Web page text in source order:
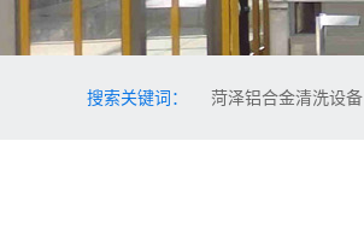
搜索关键词： 菏泽铝合金清洗设备